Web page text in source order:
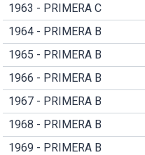
1963 - PRIMERA C
1964 - PRIMERA B
1965 - PRIMERA B
1966 - PRIMERA B
1967 - PRIMERA B
1968 - PRIMERA B
1969 - PRIMERA B